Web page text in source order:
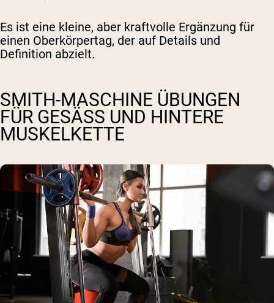
Es ist eine kleine, aber kraftvolle Ergänzung für
einen Oberkörpertag, der auf Details und
Definition abzielt.
SMITH-MASCHINE ÜBUNGEN
FÜR GESÄSS UND HINTERE M
USKELKETTE